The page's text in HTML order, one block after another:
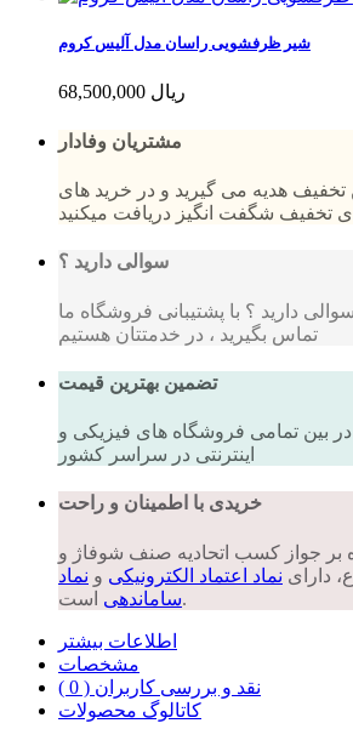
شیر ظرفشویی راسان مدل آلیس کروم
68,500,000 ریال
مشتریان وفادار
هدیه می گیرید و در خرید های
تخفیف شگفت انگیز دریافت میکنید
سوالی دارید ؟
دارید ؟ با پشتیبانی فروشگاه ما
تماس بگیرید ، در خدمتتان هستیم
تضمین بهترین قیمت
در بین تمامی فروشگاه های فیزیکی و
اینترنتی در سراسر کشور
خریدی با اطمینان و راحت
بر جواز کسب اتحادیه صنف شوفاژ و
دارای نماد اعتماد الکترونیکی و نماد
ساماندهیاست.
اطلاعات بیشتر
مشخصات
نقد و بررسی کاربران ( 0 )
کاتالوگ محصولات